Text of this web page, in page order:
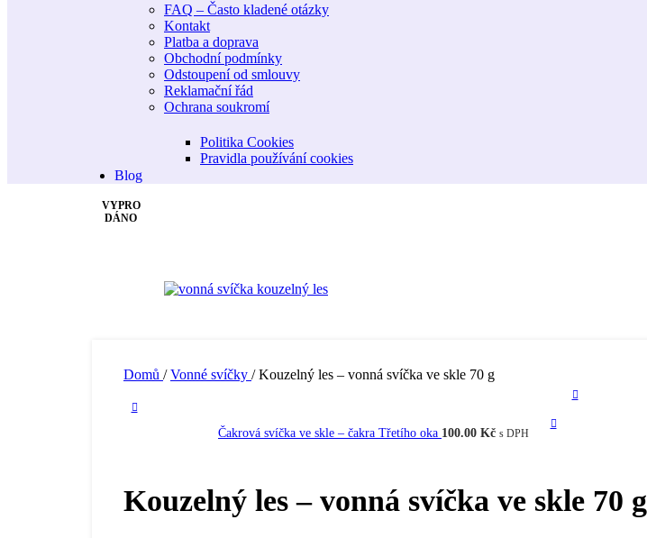
FAQ – Často kladené otázky
Kontakt
Platba a doprava
Obchodní podmínky
Odstoupení od smlouvy
Reklamační řád
Ochrana soukromí
Politika Cookies
Pravidla používání cookies
Blog
VYPRO
DÁNO
Domů / Vonné svíčky / Kouzelný les – vonná svíčka ve skle 70 g
Čakrová svíčka ve skle – čakra Třetího oka 100.00 Kč s DPH
Kouzelný les – vonná svíčka ve skle 70 g